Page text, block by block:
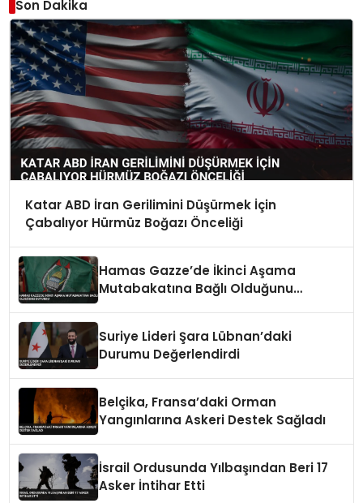
Son Dakika
Katar ABD İran Gerilimini Düşürmek İçin
Çabalıyor Hürmüz Boğazı Önceliği
Hamas Gazze’de İkinci Aşama
Mutabakatına Bağlı Olduğunu
Suriye Lideri Şara Lübnan’daki
Durumu Değerlendirdi
Belçika, Fransa’daki Orman
Yangınlarına Askeri Destek Sağladı
İsrail Ordusunda Yılbaşından Beri 17
Asker İntihar Etti